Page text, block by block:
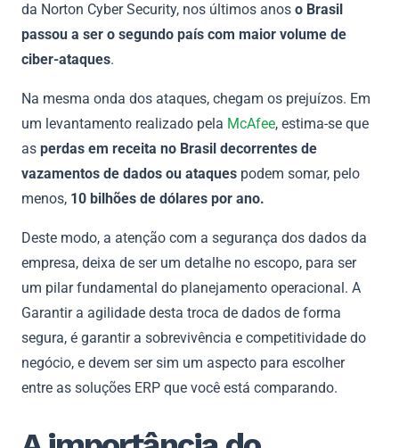
da Norton Cyber Security, nos últimos anos o Brasil
passou a ser o segundo país com maior volume de
ciber-ataques.
Na mesma onda dos ataques, chegam os prejuízos. Em
um levantamento realizado pela McAfee, estima-se que
as perdas em receita no Brasil decorrentes de
vazamentos de dados ou ataques podem somar, pelo
menos, 10 bilhões de dólares por ano.
Deste modo, a atenção com a segurança dos dados da
empresa, deixa de ser um detalhe no escopo, para ser
um pilar fundamental do planejamento operacional. A
Garantir a agilidade desta troca de dados de forma
segura, é garantir a sobrevivência e competitividade do
negócio, e devem ser sim um aspecto para escolher
entre as soluções ERP que você está comparando.